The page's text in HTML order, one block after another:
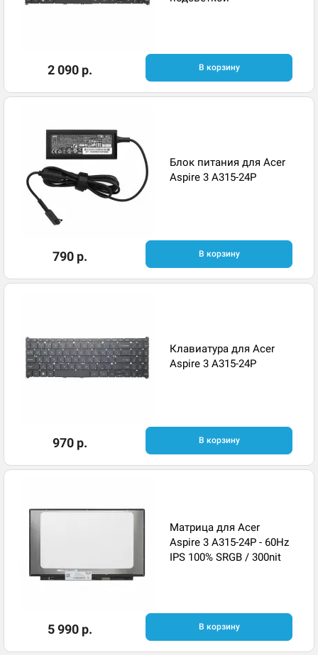
2 090 р. В корзину
Блок питания для Acer
Aspire 3 A315-24P
790 р. В корзину
Клавиатура для Acer
Aspire 3 A315-24P
970 р. В корзину
Матрица для Acer
Aspire 3 A315-24P - 60Hz
IPS 100% SRGB / 300nit
5 990 р. В корзину